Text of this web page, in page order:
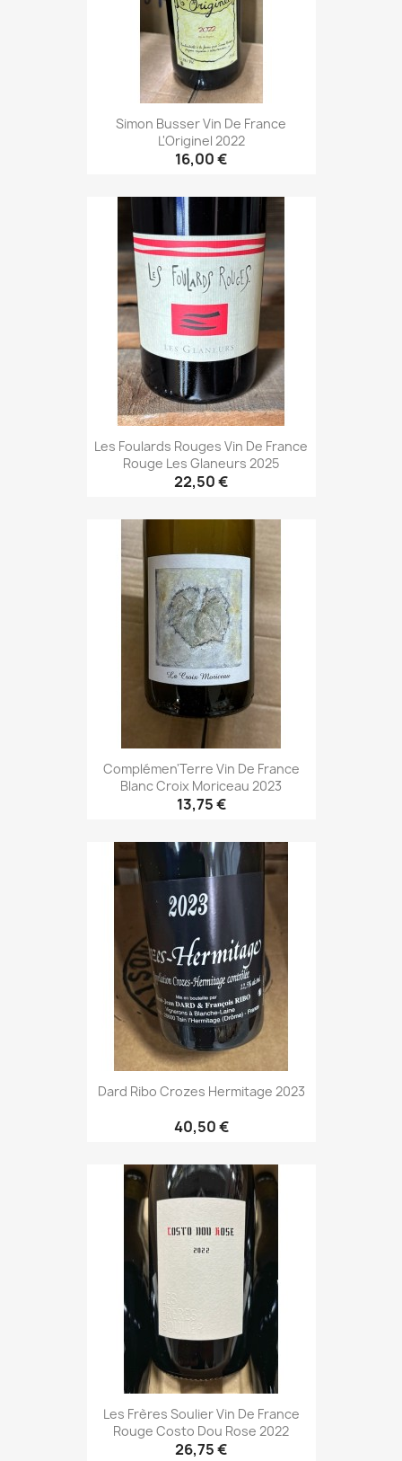
Simon Busser Vin De France
L'Originel 2022
16,00 €
Les Foulards Rouges Vin De France
Rouge Les Glaneurs 2025
22,50 €
Complémen'Terre Vin De France
Blanc Croix Moriceau 2023
13,75 €
Dard Ribo Crozes Hermitage 2023
40,50 €
Les Frères Soulier Vin De France
Rouge Costo Dou Rose 2022
26,75 €